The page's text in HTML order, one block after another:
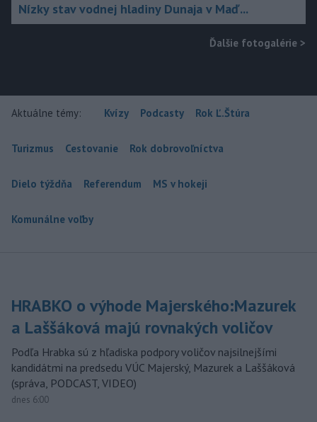
Nízky stav vodnej hladiny Dunaja v Maď...
Ďalšie fotogalérie >
Aktuálne témy: Kvízy Podcasty Rok Ľ.Štúra
Turizmus Cestovanie Rok dobrovoľníctva
Dielo týždňa Referendum MS v hokeji
Komunálne voľby
HRABKO o výhode Majerského:Mazurek
a Laššáková majú rovnakých voličov
Podľa Hrabka sú z hľadiska podpory voličov najsilnejšími
kandidátmi na predsedu VÚC Majerský, Mazurek a Laššáková
(správa, PODCAST, VIDEO)
dnes 6:00